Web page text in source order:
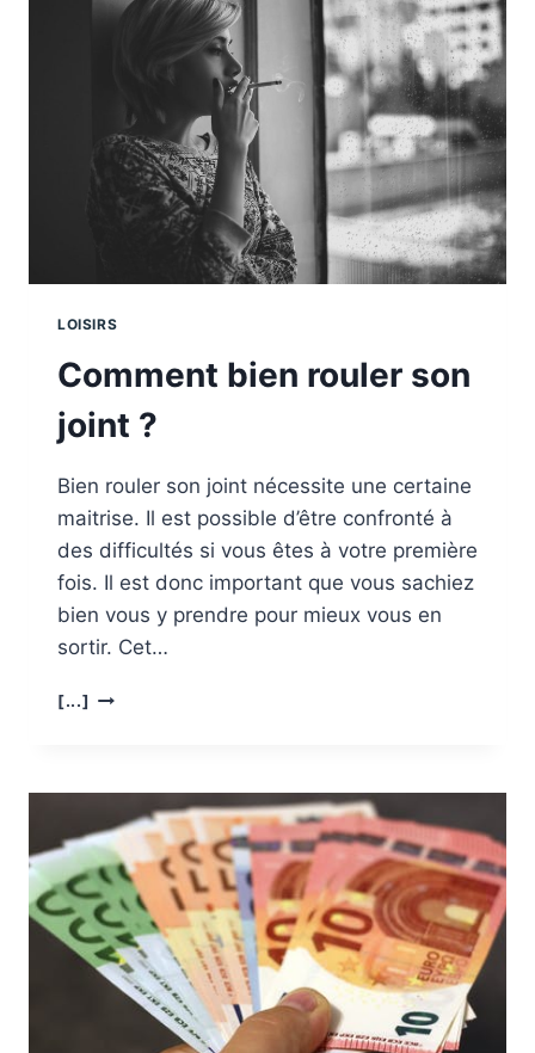
LOISIRS
Comment bien rouler son
joint ?
Bien rouler son joint nécessite une certaine
maitrise. Il est possible d’être confronté à
des difficultés si vous êtes à votre première
fois. Il est donc important que vous sachiez
bien vous y prendre pour mieux vous en
sortir. Cet…
[...] COMMENT
JOINT